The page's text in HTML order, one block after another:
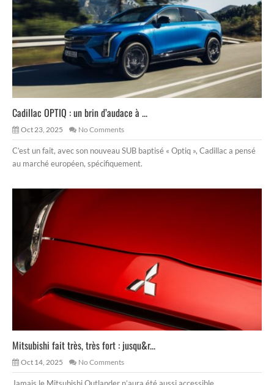
Cadillac OPTIQ : un brin d’audace à ...
Oct 23, 2025 No Comments
C’est un fait, avec son nouveau SUB baptisé « Optiq », Cadillac a pensé
au marché européen, spécifiquement.
Mitsubishi fait très, très fort : jusqu&r...
Oct 14, 2025 No Comments
Jamais le Mitsubishi Outlander n’aura été aussi accessible.